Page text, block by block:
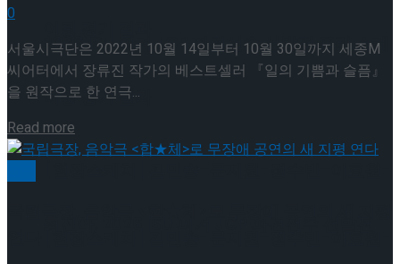
2026 ISU 피겨 JGP 파견선수 선발전 프리 스케
이팅 경기 결과
0
서울시극단은 2022년 10월 14일부터 10월 30일까지 세종M
씨어터에서 장류진 작가의 베스트셀러 『일의 기쁨과 슬픔』
을 원작으로 한 연극...
Read more